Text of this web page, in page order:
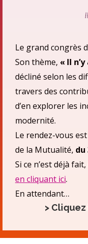
Le grand congrès
Son thème, « Il
décliné selon les
travers des
d’en explorer les
modernité.
Le rendez-vous
de la Mutualité, du
Si ce n’est déjà
en cliquant ici.
En attendant…
>